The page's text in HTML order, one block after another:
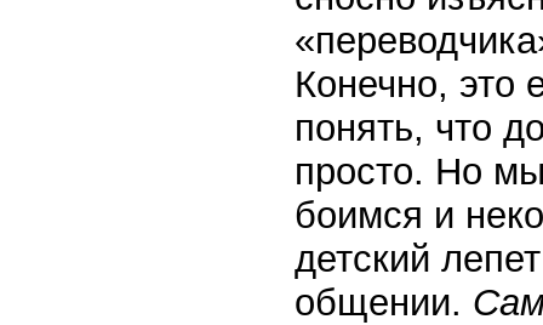
Конечно, это
понять, что
просто. Но
боимся и
детский
общении.